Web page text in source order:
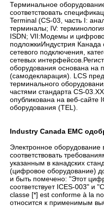
Терминальное
соответствовать
Terminal (CS-03, часть I:
терминалы; IV:
ISDN; VII:Модемы и
подложкиИндустрия Канада
сетевого подключения,
сетевых
оборудования основана на
(самодекларация). LCS
терминального
частями стандарта CS-
опубликована на веб-сайте
оборудования (TEL).
Industry Canada EMC
Электронное оборудование
соответствовать
указанным в канадских
(цифровое оборудование)
и быть помечено: "Этот
соответствует ICES-003" и
classe [*] est conforme à la
относится к применимым